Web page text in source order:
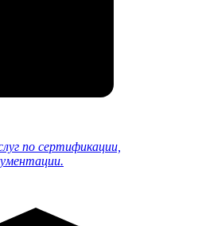
по сертификации,